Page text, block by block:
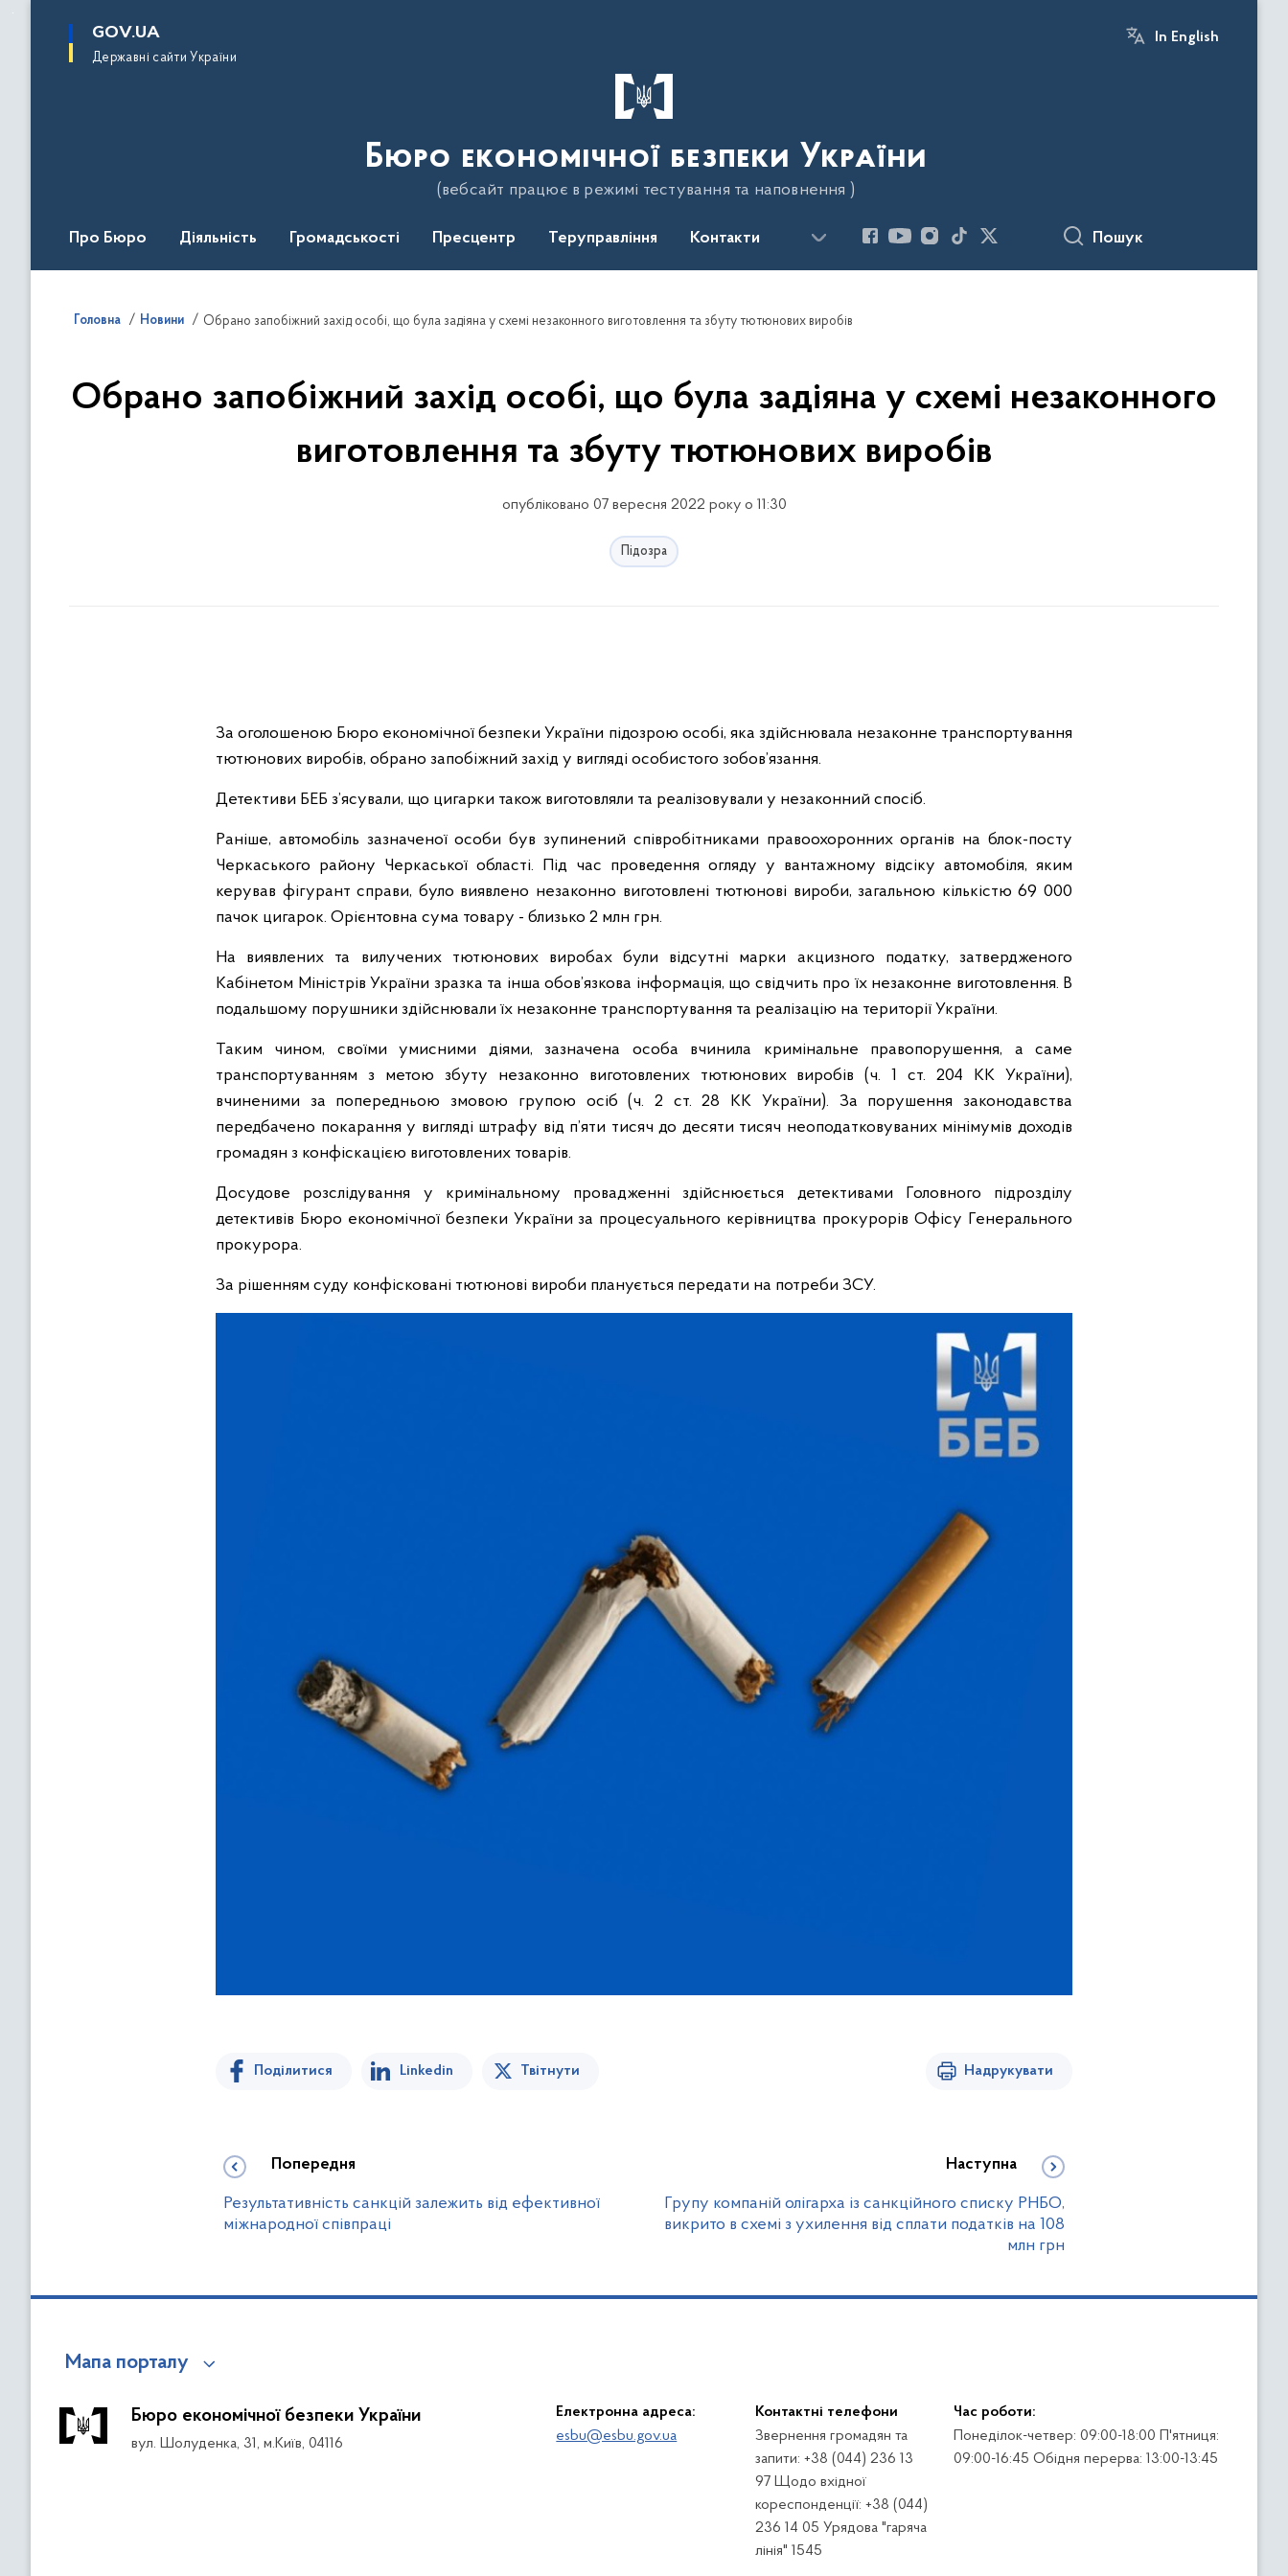
основного
GOV.UA
Державні сайти України
In English
Бюро економічної безпеки України
(вебсайт працює в режимі тестування та наповнення )
Про Бюро Діяльність Громадськості Пресцентр Теруправління Контакти Пошук
Головна Новини Обрано запобіжний захід особі, що була задіяна у схемі незаконного виготовлення та збуту тютюнових виробів
Обрано запобіжний захід особі, що була задіяна у схемі незаконного
виготовлення та збуту тютюнових виробів
опубліковано 07 вересня 2022 року о 11:30
Підозра
За оголошеною Бюро економічної безпеки України підозрою особі, яка здійснювала незаконне транспортування
тютюнових виробів, обрано запобіжний захід у вигляді особистого зобов’язання.
Детективи БЕБ з’ясували, що цигарки також виготовляли та реалізовували у незаконний спосіб.
Раніше, автомобіль зазначеної особи був зупинений співробітниками правоохоронних органів на блок-посту
Черкаського району Черкаської області. Під час проведення огляду у вантажному відсіку автомобіля, яким
керував фігурант справи, було виявлено незаконно виготовлені тютюнові вироби, загальною кількістю 69 000
пачок цигарок. Орієнтовна сума товару - близько 2 млн грн.
На виявлених та вилучених тютюнових виробах були відсутні марки акцизного податку, затвердженого
Кабінетом Міністрів України зразка та інша обов’язкова інформація, що свідчить про їх незаконне виготовлення. В
подальшому порушники здійснювали їх незаконне транспортування та реалізацію на території України.
Таким чином, своїми умисними діями, зазначена особа вчинила кримінальне правопорушення, а саме
транспортуванням з метою збуту незаконно виготовлених тютюнових виробів (ч. 1 ст. 204 КК України),
вчиненими за попередньою змовою групою осіб (ч. 2 ст. 28 КК України). За порушення законодавства
передбачено покарання у вигляді штрафу від п’яти тисяч до десяти тисяч неоподатковуваних мінімумів доходів
громадян з конфіскацією виготовлених товарів.
Досудове розслідування у кримінальному провадженні здійснюється детективами Головного підрозділу
детективів Бюро економічної безпеки України за процесуального керівництва прокурорів Офісу Генерального
прокурора.
За рішенням суду конфісковані тютюнові вироби планується передати на потреби ЗСУ.
Поділитися Linkedin Твітнути Надрукувати
Попередня
Результативність санкцій залежить від ефективної
міжнародної співпраці
Наступна
Групу компаній олігарха із санкційного списку РНБО,
викрито в схемі з ухилення від сплати податків на 108
млн грн
Мапа порталу
Бюро економічної безпеки України
вул. Шолуденка, 31, м.Київ, 04116
Електронна адреса:
esbu@esbu.gov.ua
Контактні телефони
Звернення громадян та
запити: +38 (044) 236 13
97 Щодо вхідної
кореспонденції: +38 (044)
236 14 05 Урядова "гаряча
лінія" 1545
Час роботи:
Понеділок-четвер: 09:00-18:00 П'ятниця:
09:00-16:45 Обідня перерва: 13:00-13:45